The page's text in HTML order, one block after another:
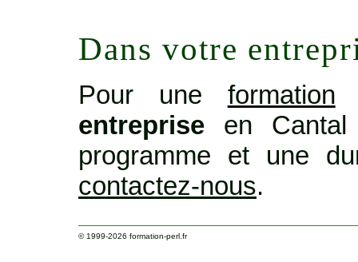
Dans votre
Pour une formation
entreprise en
programme et une
contactez-nous.
© 1999-2026 formation-perl.fr